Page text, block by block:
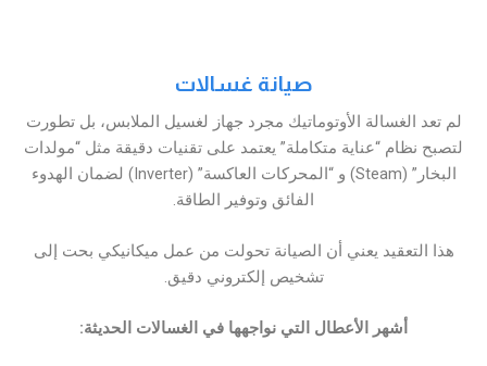
صيانة غسالات
لم تعد الغسالة الأوتوماتيك مجرد جهاز لغسيل الملابس، بل تطورت
لتصبح نظام “عناية متكاملة” يعتمد على تقنيات دقيقة مثل “مولدات
البخار” (Steam) و “المحركات العاكسة” (Inverter) لضمان الهدوء
الفائق وتوفير الطاقة.
هذا التعقيد يعني أن الصيانة تحولت من عمل ميكانيكي بحت إلى
تشخيص إلكتروني دقيق.
أشهر الأعطال التي نواجهها في الغسالات الحديثة: